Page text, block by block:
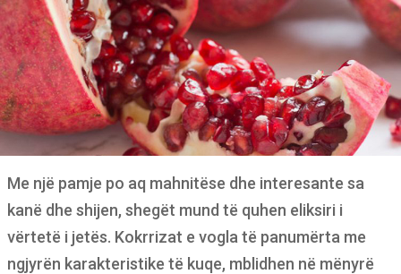
Me një pamje po aq mahnitëse dhe interesante sa
kanë dhe shijen, shegët mund të quhen eliksiri i
vërtetë i jetës. Kokrrizat e vogla të panumërta me
ngjyrën karakteristike të kuqe, mblidhen në mënyrë